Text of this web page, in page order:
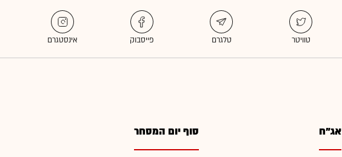
אג"ח סוף יום המסחר